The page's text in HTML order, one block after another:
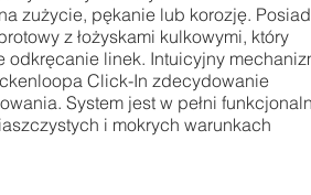
zużycie, pękanie lub korozję.
z łożyskami kulkowymi, który
odkręcanie linek. Intuicyjny
Click-In zdecydowanie
System jest w pełni
i mokrych warunkach